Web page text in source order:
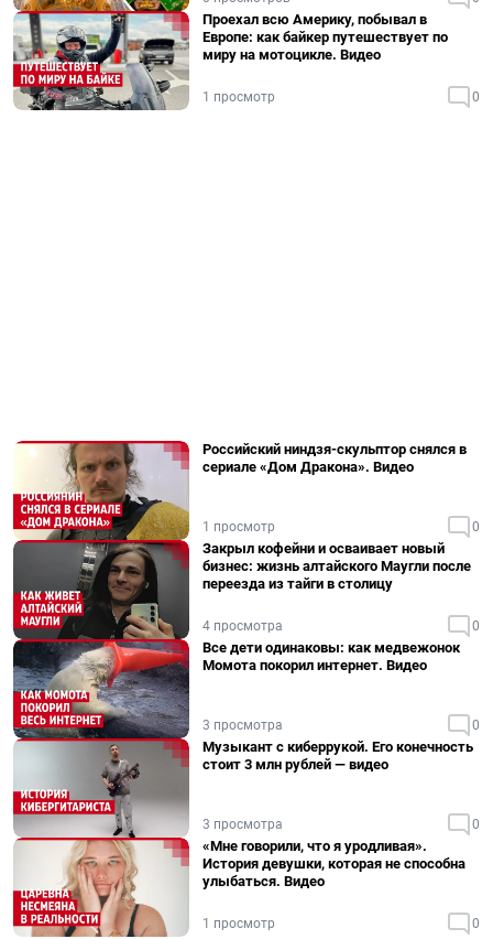
Проехал всю Америку, побывал в
Европе: как байкер путешествует по
миру на мотоцикле. Видео
1 просмотр 0
Российский ниндзя-скульптор снялся в
сериале «Дом Дракона». Видео
1 просмотр 0
Закрыл кофейни и осваивает новый
бизнес: жизнь алтайского Маугли после
переезда из тайги в столицу
4 просмотра 0
Все дети одинаковы: как медвежонок
Момота покорил интернет. Видео
3 просмотра 0
Музыкант с киберрукой. Его конечность
стоит 3 млн рублей — видео
3 просмотра 0
«Мне говорили, что я уродливая».
История девушки, которая не способна
улыбаться. Видео
1 просмотр 0